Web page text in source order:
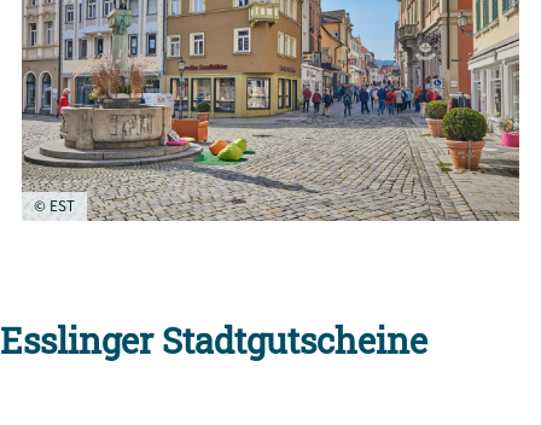
© EST
Esslinger Stadtgutscheine